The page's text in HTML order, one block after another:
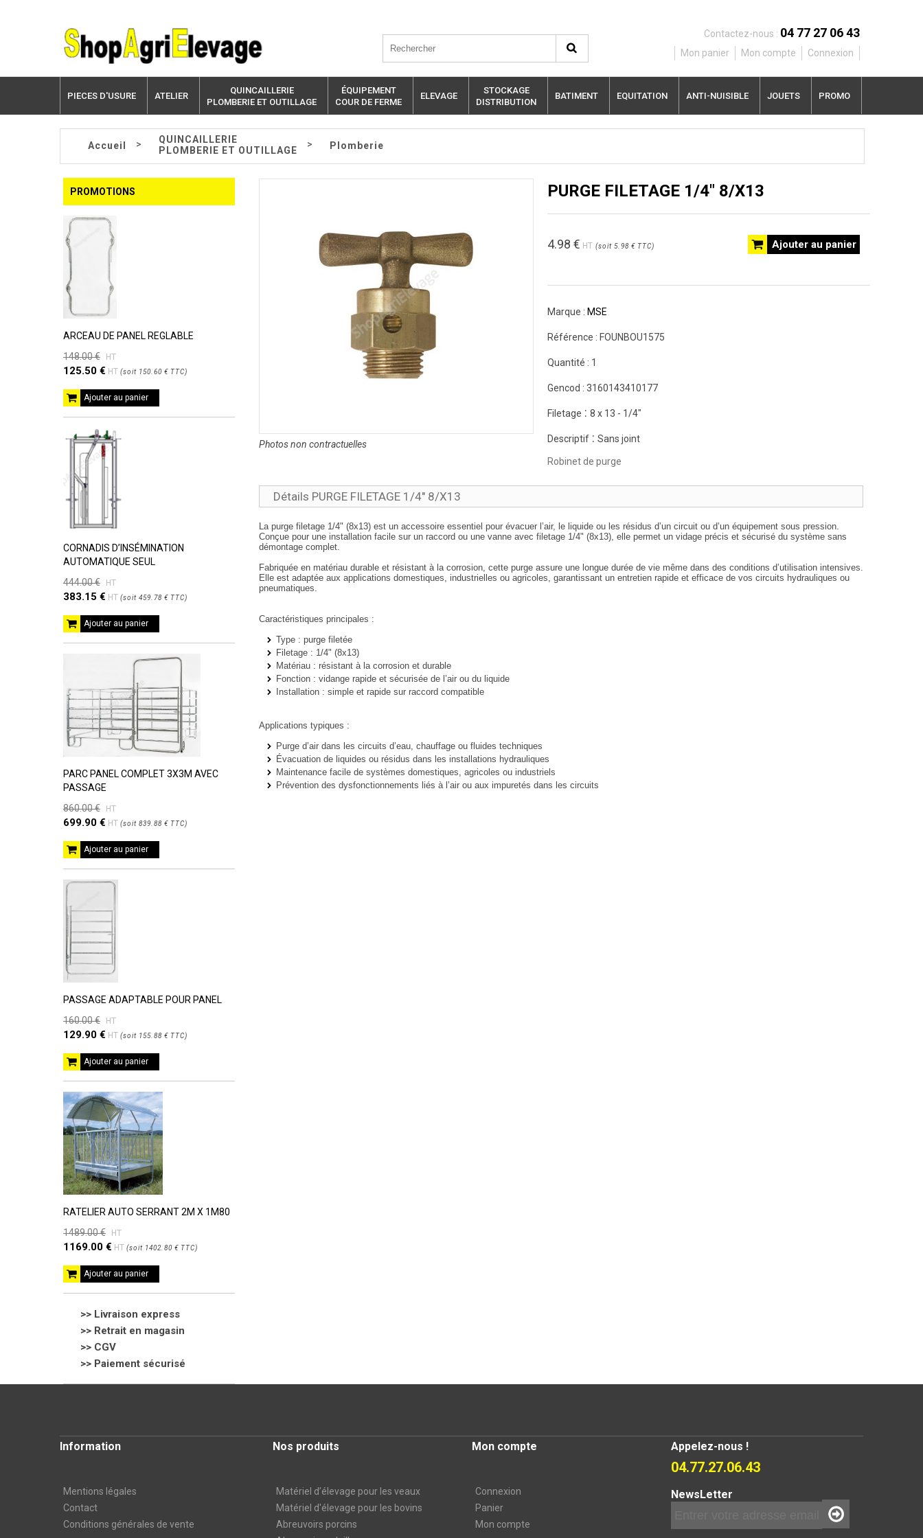
Contactez-nous : 04 77 27 06 43
Mon panier Mon compte Connexion
PIECES D'USURE ATELIER
QUINCAILLERIE
PLOMBERIE ET OUTILLAGE
ÉQUIPEMENT
COUR DE FERME
ELEVAGE
STOCKAGE
DISTRIBUTION
BATIMENT EQUITATION ANTI-NUISIBLE JOUETS PROMO
Accueil >
QUINCAILLERIE
PLOMBERIE ET OUTILLAGE
> Plomberie
PROMOTIONS
ARCEAU DE PANEL REGLABLE
148.00 €
HT
125.50 € HT (soit 150.60 € TTC)
Ajouter au panier
CORNADIS D’INSÉMINATION
AUTOMATIQUE SEUL
444.00 €
HT
383.15 € HT (soit 459.78 € TTC)
Ajouter au panier
PARC PANEL COMPLET 3X3M AVEC
PASSAGE
860.00 €
HT
699.90 € HT (soit 839.88 € TTC)
Ajouter au panier
PASSAGE ADAPTABLE POUR PANEL
160.00 €
HT
129.90 € HT (soit 155.88 € TTC)
Ajouter au panier
RATELIER AUTO SERRANT 2M X 1M80
1489.00 €
HT
1169.00 € HT (soit 1402.80 € TTC)
Ajouter au panier
>> Livraison express
>> Retrait en magasin
>> CGV
>> Paiement sécurisé
Photos non contractuelles
PURGE FILETAGE 1/4" 8/X13
Ajouter au panier
4.98 € HT (soit 5.98 € TTC)
Marque : MSE
Référence : FOUNBOU1575
Quantité : 1
Gencod : 3160143410177
Filetage : 8 x 13 - 1/4"
Descriptif : Sans joint
Robinet de purge
Détails PURGE FILETAGE 1/4" 8/X13
La purge filetage 1/4" (8x13) est un accessoire essentiel pour évacuer l’air, le liquide ou les résidus d’un circuit ou d’un équipement sous pression.
Conçue pour une installation facile sur un raccord ou une vanne avec filetage 1/4" (8x13), elle permet un vidage précis et sécurisé du système sans
démontage complet.
Fabriquée en matériau durable et résistant à la corrosion, cette purge assure une longue durée de vie même dans des conditions d’utilisation intensives.
Elle est adaptée aux applications domestiques, industrielles ou agricoles, garantissant un entretien rapide et efficace de vos circuits hydrauliques ou
pneumatiques.
Caractéristiques principales :
Type : purge filetée
Filetage : 1/4" (8x13)
Matériau : résistant à la corrosion et durable
Fonction : vidange rapide et sécurisée de l’air ou du liquide
Installation : simple et rapide sur raccord compatible
Applications typiques :
Purge d’air dans les circuits d’eau, chauffage ou fluides techniques
Évacuation de liquides ou résidus dans les installations hydrauliques
Maintenance facile de systèmes domestiques, agricoles ou industriels
Prévention des dysfonctionnements liés à l’air ou aux impuretés dans les circuits
Information
Mentions légales
Contact
Conditions générales de vente
Nos produits
Matériel d’élevage pour les veaux
Matériel d'élevage pour les bovins
Abreuvoirs porcins
Mon compte
Connexion
Panier
Mon compte
Appelez-nous !
04.77.27.06.43
NewsLetter